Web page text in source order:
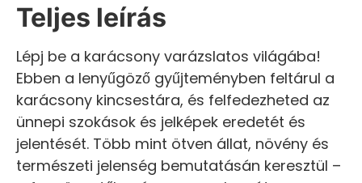
Teljes leírás
Lépj be a karácsony varázslatos világába!
Ebben a lenyűgöző gyűjteményben feltárul a
karácsony kincsestára, és felfedezheted az
ünnepi szokások és jelképek eredetét és
jelentését. Több mint ötven állat, növény és
természeti jelenség bemutatásán keresztül –